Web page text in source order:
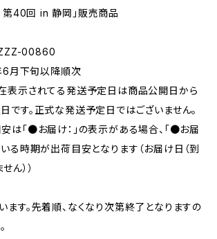
第40回 in 静岡」販売商品
00860
月下旬以降順次
表示されてる発送予定日は商品公開日から
です。正式な発送予定日ではございません。
は「●お届け：」の表示がある場合、「●お届
いる時期が出荷目安となります（お届け日（到
ん））
す。先着順、なくなり次第終了となりますの